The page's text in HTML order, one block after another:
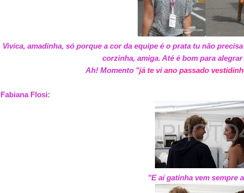
Vivica, amadinha, só porque a cor da equipe é o prata tu não
corzinha, amiga. Até é bom para
Ah! Momento "já te vi ano passado
Fabiana Flosi:
"E aí gatinha vem sempre